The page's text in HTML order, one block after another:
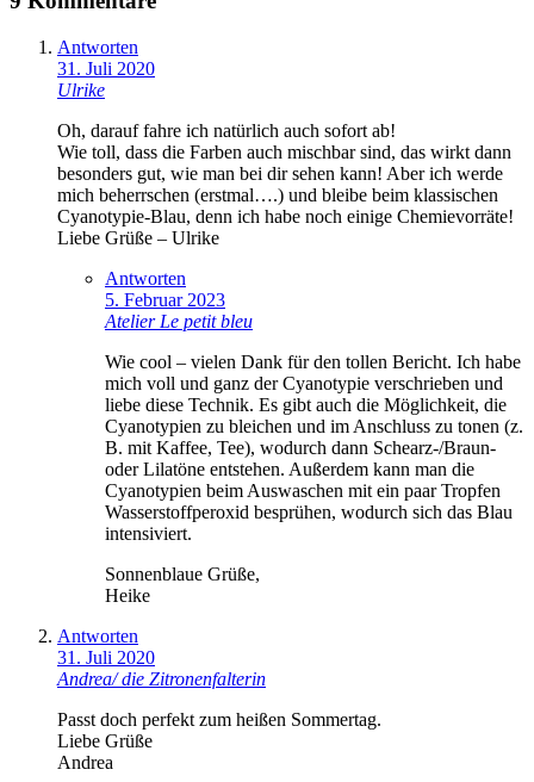
Antworten
31. Juli 2020
Ulrike
Oh, darauf fahre ich natürlich auch sofort ab!
Wie toll, dass die Farben auch mischbar sind, das wirkt dann
besonders gut, wie man bei dir sehen kann! Aber ich werde
mich beherrschen (erstmal….) und bleibe beim klassischen
Cyanotypie-Blau, denn ich habe noch einige Chemievorräte!
Liebe Grüße – Ulrike
Antworten
5. Februar 2023
Atelier Le petit bleu
Wie cool – vielen Dank für den tollen Bericht. Ich habe
mich voll und ganz der Cyanotypie verschrieben und
liebe diese Technik. Es gibt auch die Möglichkeit, die
Cyanotypien zu bleichen und im Anschluss zu tonen (z.
B. mit Kaffee, Tee), wodurch dann Schearz-/Braun-
oder Lilatöne entstehen. Außerdem kann man die
Cyanotypien beim Auswaschen mit ein paar Tropfen
Wasserstoffperoxid besprühen, wodurch sich das Blau
intensiviert.
Sonnenblaue Grüße,
Heike
Antworten
31. Juli 2020
Andrea/ die Zitronenfalterin
Passt doch perfekt zum heißen Sommertag.
Liebe Grüße
Andrea